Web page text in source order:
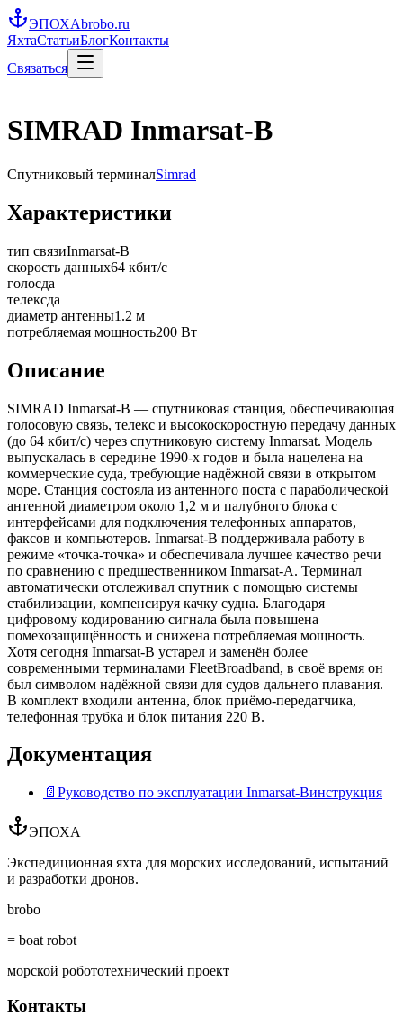
ЭПОХАbrobo.ru
ЯхтаСтатьиБлогКонтакты
Связаться
SIMRAD Inmarsat-B
Спутниковый терминалSimrad
Характеристики
тип связиInmarsat-B
скорость данных64 кбит/с
голосда
телексда
диаметр антенны1.2 м
потребляемая мощность200 Вт
Описание
SIMRAD Inmarsat-B — спутниковая станция, обеспечивающая
голосовую связь, телекс и высокоскоростную передачу данных
(до 64 кбит/с) через спутниковую систему Inmarsat. Модель
выпускалась в середине 1990‑х годов и была нацелена на
коммерческие суда, требующие надёжной связи в открытом
море. Станция состояла из антенного поста с параболической
антенной диаметром около 1,2 м и палубного блока с
интерфейсами для подключения телефонных аппаратов,
факсов и компьютеров. Inmarsat-B поддерживала работу в
режиме «точка-точка» и обеспечивала лучшее качество речи
по сравнению с предшественником Inmarsat-A. Терминал
автоматически отслеживал спутник с помощью системы
стабилизации, компенсируя качку судна. Благодаря
цифровому кодированию сигнала была повышена
помехозащищённость и снижена потребляемая мощность.
Хотя сегодня Inmarsat-B устарел и заменён более
современными терминалами FleetBroadband, в своё время он
был символом надёжной связи для судов дальнего плавания.
В комплект входили антенна, блок приёмо-передатчика,
телефонная трубка и блок питания 220 В.
Документация
📄 Руководство по эксплуатации Inmarsat-Bинструкция
ЭПОХА
Экспедиционная яхта для морских исследований, испытаний
и разработки дронов.
brobo
= boat robot
морской робототехнический проект
Контакты